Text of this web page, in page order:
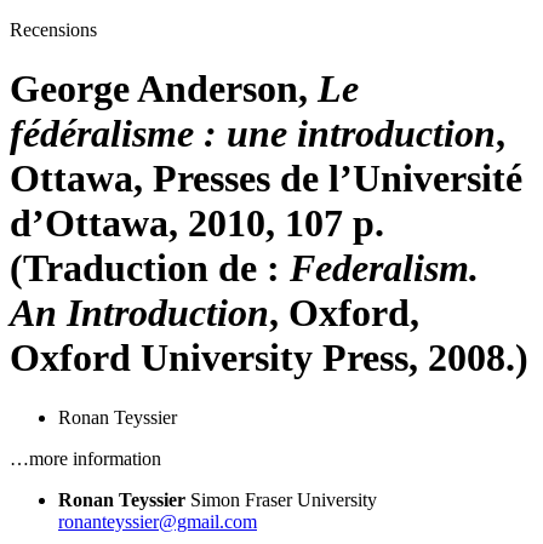
Recensions
George Anderson, Le
fédéralisme : une introduction,
Ottawa, Presses de l’Université
d’Ottawa, 2010, 107 p.
(Traduction de : Federalism.
An Introduction, Oxford,
Oxford University Press, 2008.)
Ronan Teyssier
…more information
Ronan Teyssier Simon Fraser University
ronanteyssier@gmail.com